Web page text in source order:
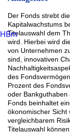
VERALTO
Visa (2.39%)
Ecolab Inc.
Legrand
Rest
Der Fonds strebt
Kapitalwachstums
Titelauswahl dem
wird. Hierbei wird
von Unternehmen
sind, innovativen
des
Prozent des
oder Bankguthaben
Fonds beinhaltet
ökonomischer Sicht
vergleichbarem
Titelauswahl
HBm